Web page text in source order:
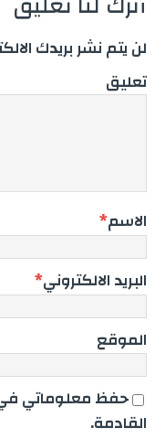
لن يتم نشر بريدك
تعليق
الاسم*
البريد الالكتروني*
الموقع
حفظ معلوماتي
القادمة.